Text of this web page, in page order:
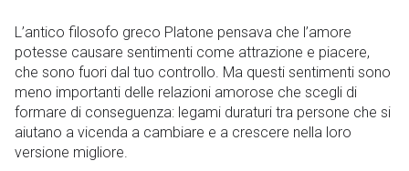
L’antico filosofo greco Platone pensava che l’amore
potesse causare sentimenti come attrazione e piacere,
che sono fuori dal tuo controllo. Ma questi sentimenti sono
meno importanti delle relazioni amorose che scegli di
formare di conseguenza: legami duraturi tra persone che si
aiutano a vicenda a cambiare e a crescere nella loro
versione migliore.